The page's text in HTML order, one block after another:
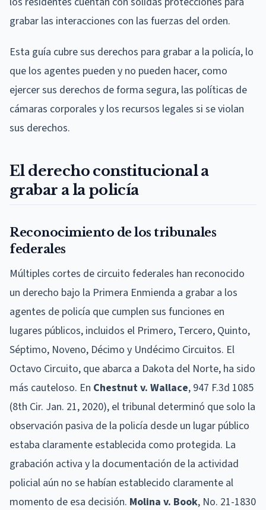
grabar las interacciones con las fuerzas del orden.
Esta guía cubre sus derechos para grabar a la policía, lo
que los agentes pueden y no pueden hacer, como
ejercer sus derechos de forma segura, las políticas de
cámaras corporales y los recursos legales si se violan
sus derechos.
El derecho constitucional a
grabar a la policía
Reconocimiento de los tribunales
federales
Múltiples cortes de circuito federales han reconocido
un derecho bajo la Primera Enmienda a grabar a los
agentes de policía que cumplen sus funciones en
lugares públicos, incluidos el Primero, Tercero, Quinto,
Séptimo, Noveno, Décimo y Undécimo Circuitos. El
Octavo Circuito, que abarca a Dakota del Norte, ha sido
más cauteloso. En Chestnut v. Wallace, 947 F.3d 1085
(8th Cir. Jan. 21, 2020), el tribunal determinó que solo la
observación pasiva de la policía desde un lugar público
estaba claramente establecida como protegida. La
grabación activa y la documentación de la actividad
policial aún no se habían establecido claramente al
momento de esa decisión. Molina v. Book, No. 21-1830